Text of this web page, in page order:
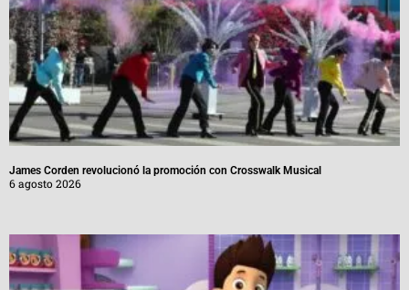
James Corden revolucionó la promoción con Crosswalk Musical
6 agosto 2026